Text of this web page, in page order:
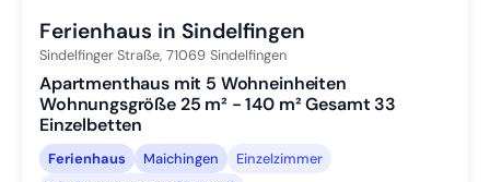
Ferienhaus in Sindelfingen
Sindelfinger Straße, 71069 Sindelfingen
Apartmenthaus mit 5 Wohneinheiten
Wohnungsgröße 25 m² - 140 m² Gesamt 33
Einzelbetten
Ferienhaus Maichingen
Einzelzimmer